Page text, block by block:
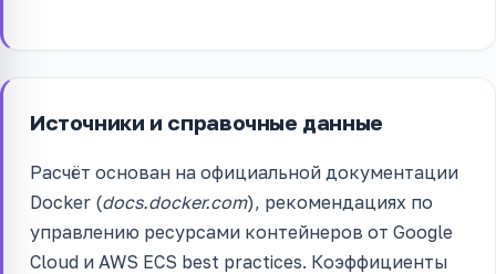
Источники и справочные данные
Расчёт основан на официальной документации
Docker (docs.docker.com), рекомендациях по
управлению ресурсами контейнеров от Google
Cloud и AWS ECS best practices. Коэффициенты